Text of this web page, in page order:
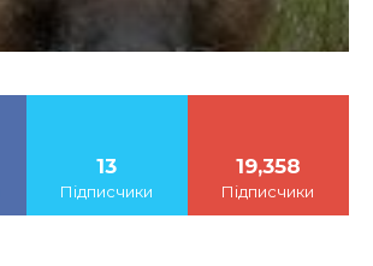
13
Підписчики
19,358
Підписчики